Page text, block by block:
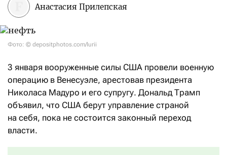
Анастасия Прилепская
Фото: © depositphotos.com/Iurii
3 января вооруженные силы США провели военную
операцию в Венесуэле, арестовав президента
Николаса Мадуро и его супругу. Дональд Трамп
объявил, что США берут управление страной
на себя, пока не состоится законный переход
власти.